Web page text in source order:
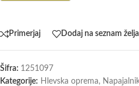
Primerjaj Dodaj na seznam želja
Šifra: 1251097
Kategorije: Hlevska oprema,